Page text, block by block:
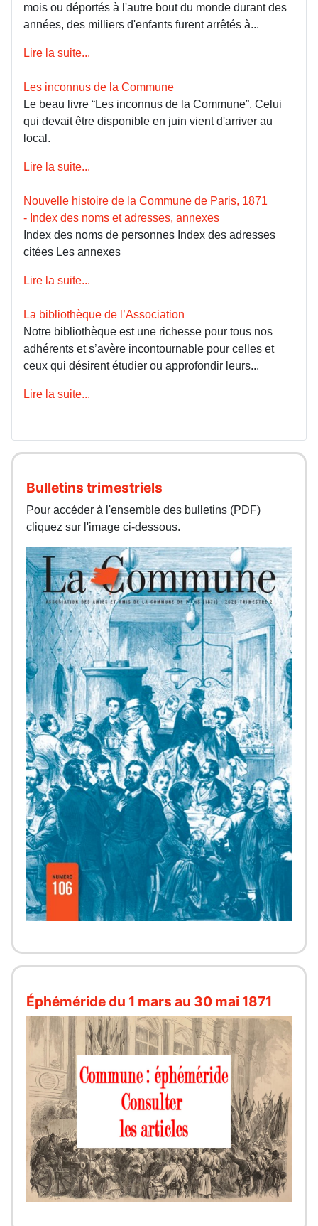
mois ou déportés à l'autre bout du monde durant des
années, des milliers d'enfants furent arrêtés à...
Lire la suite...
Les inconnus de la Commune
Le beau livre “Les inconnus de la Commune”, Celui
qui devait être disponible en juin vient d'arriver au
local.
Lire la suite...
Nouvelle histoire de la Commune de Paris, 1871
- Index des noms et adresses, annexes
Index des noms de personnes Index des adresses
citées Les annexes
Lire la suite...
La bibliothèque de l’Association
Notre bibliothèque est une richesse pour tous nos
adhérents et s’avère incontournable pour celles et
ceux qui désirent étudier ou approfondir leurs...
Lire la suite...
Bulletins trimestriels
Pour accéder à l'ensemble des bulletins (PDF)
cliquez sur l'image ci-dessous.
Éphéméride du 1 mars au 30 mai 1871